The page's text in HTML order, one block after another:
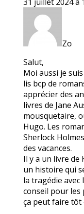
Zo
Salut,
Moi aussi je
lis bcp de
apprécier des
livres de Jane
mousquetaire,
Hugo. Les
Sherlock
des vacances.
Il y a un livre de
un histoire qui
la tragédie avec
conseil pour les
ça peut faire